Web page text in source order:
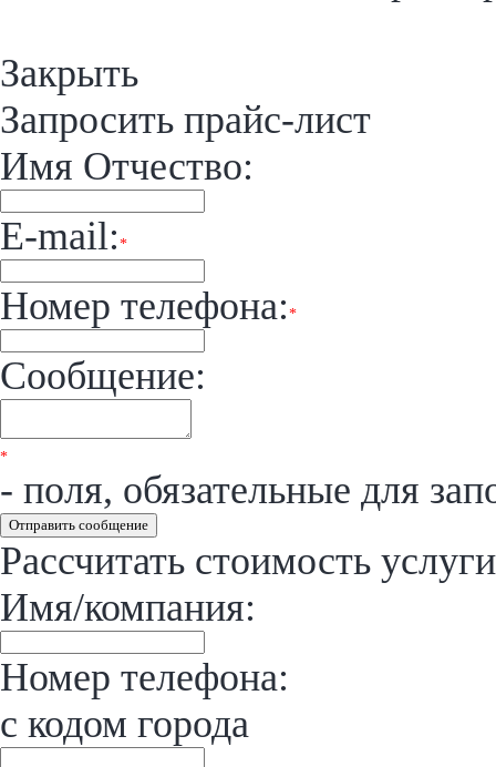
Закрыть
Запросить прайс-лист
Имя Отчество:
E-mail: *
Номер телефона: *
Сообщение:
*
- поля, обязательные для
Отправить сообщение
Рассчитать стоимость услуги
Имя/компания:
Номер телефона:
с кодом города